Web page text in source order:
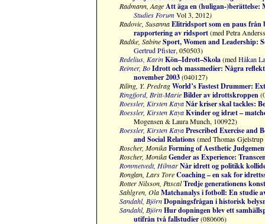
Radmann, Aage Att äga en (huligan-
Studies ForumVol 3, 2012)
Radovic, Susanna Elitridsport som en paus från
rapportering av ridsport(med Petra
Radtke, SabineSport, Women and Leadership:
Gertrud Pfister, 050503)
Redelius, Karin Kön–Idrott–Skola(medHåkan
Reimer, Bo Idrott och massmedier: Några
november 2003(040127)
Riling, Y. Predrag World’s Fastest Drummer:
Ringfjord, Britt-Marie Bilder av idrottskroppen
Roessler, Kirsten Kaya Når kriser skal tackles:
Roessler, Kirsten Kaya Kvinder og idræt –
Mogensen & Laura Munch, 100922)
Roessler, Kirsten Kaya Prescribed Exercise and
and Social Relations(med Thomas
Roscher, Monika Forming of Aesthetic
Roscher, Monika Gender as Experience:
Rommetvedt, Hilmar Når idrett og politikk
Ronglan, Lars Tore Coaching – en sak for
Rotter Nilsson, PascalTredje generationens
Sahlgren, Ola Matchanalys i fotboll: En studie
Sandahl, Björn Dopningsfrågan i historisk
Sandahl, Björn Hur dopningen blev ett
utifrån två fallstudier(080606)